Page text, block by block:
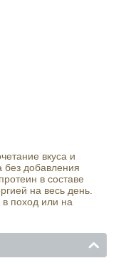
вкуса и
без добавления
в составе
на весь день.
в поход или на